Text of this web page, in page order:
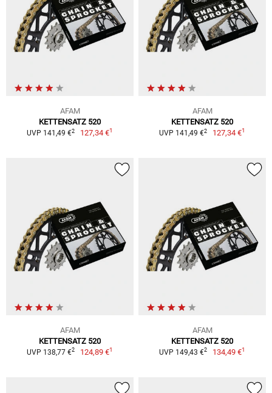
AFAM
KETTENSATZ 520
UVP 141,49 €2 127,34 €1
AFAM
KETTENSATZ 520
UVP 141,49 €2 127,34 €1
AFAM
KETTENSATZ 520
UVP 138,77 €2 124,89 €1
AFAM
KETTENSATZ 520
UVP 149,43 €2 134,49 €1